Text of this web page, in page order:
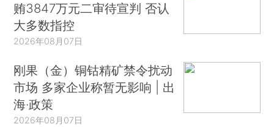
贿3847万元二审待宣判 否认
大多数指控
2026年08月07日
刚果（金）铜钴精矿禁令扰动
市场 多家企业称暂无影响 | 出
海·政策
2026年08月07日